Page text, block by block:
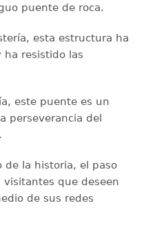
puente de roca.
esta estructura ha
ha resistido las
este puente es un
perseverancia del
la historia, el paso
que deseen
de sus redes